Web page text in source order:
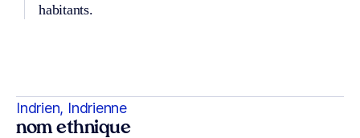
habitants.
Indrien, Indrienne
nom ethnique